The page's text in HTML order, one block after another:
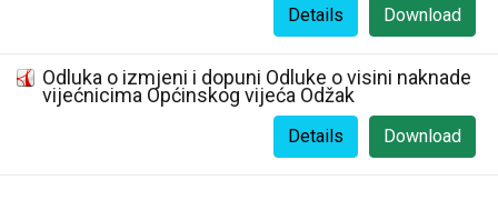
Download
Details
Odluka o izmjeni i dopuni Odluke o visini naknade
vijećnicima Općinskog vijeća Odžak
Download
Details